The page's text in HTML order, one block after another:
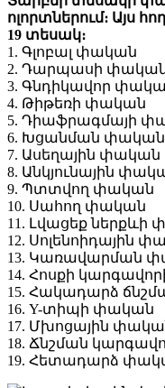
ոլորտներում։ Այս
19 տեսակ։
1. Գլոբալ փական
2. Դարպասի
3. Գնդիկավոր
4. Թիթեռի փական
5. Դիաֆրագմայի
6. Խցանման փական
7. Ասեղային փական
8. Անկյունային
9. Պտտվող փական
10. Սահող փական
11. Լվացեք ներքևի
12. Սոլենոիդային
13. Կառավարման
14. Հոսքի
15. Հակադարձ
16. Y-տիպի փական
17. Մխոցային
18. Ճնշման
19. Հետադարձ